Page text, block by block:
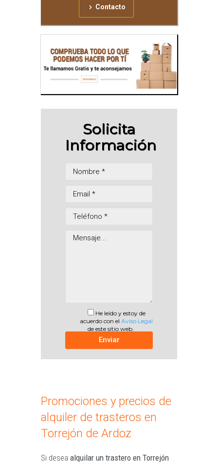
Contacto
Solicita
Información
He leído y estoy de
acuerdo con el Aviso Legal
de este sitio web.
Promociones y precios de
alquiler de trasteros en
Torrejón de Ardoz
Si desea alquilar un trastero en Torrejón